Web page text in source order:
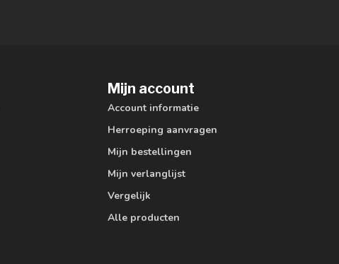
Mijn account
Account informatie
Herroeping aanvragen
Mijn bestellingen
Mijn verlanglijst
Vergelijk
Alle producten